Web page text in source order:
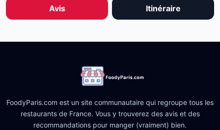
Avis Itinéraire
FoodyParis.com est un site communautaire qui regroupe tous les
restaurants de France. Vous y trouverez des avis et des
recommandations pour manger (vraiment) bien.